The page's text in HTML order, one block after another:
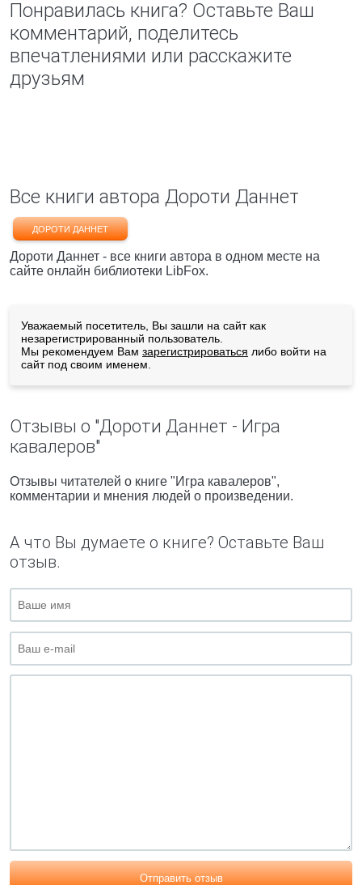
Понравилась книга? Оставьте Ваш
комментарий, поделитесь
впечатлениями или расскажите
друзьям
Все книги автора Дороти Даннет
ДОРОТИ ДАННЕТ
Дороти Даннет - все книги автора в одном месте на
сайте онлайн библиотеки LibFox.
Уважаемый посетитель, Вы зашли на сайт как
незарегистрированный пользователь.
Мы рекомендуем Вам зарегистрироваться либо войти на
сайт под своим именем.
Отзывы о "Дороти Даннет - Игра
кавалеров"
Отзывы читателей о книге "Игра кавалеров",
комментарии и мнения людей о произведении.
А что Вы думаете о книге? Оставьте Ваш
отзыв.
Отправить отзыв